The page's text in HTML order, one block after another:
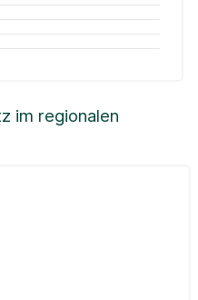
im regionalen